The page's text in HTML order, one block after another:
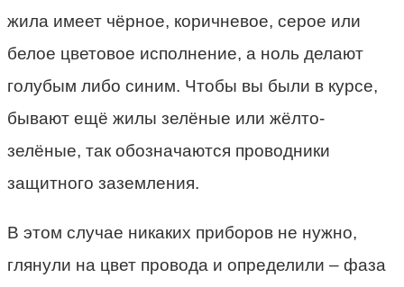
жила имеет чёрное, коричневое, серое или
белое цветовое исполнение, а ноль делают
голубым либо синим. Чтобы вы были в курсе,
бывают ещё жилы зелёные или жёлто-
зелёные, так обозначаются проводники
защитного заземления.
В этом случае никаких приборов не нужно,
глянули на цвет провода и определили – фаза